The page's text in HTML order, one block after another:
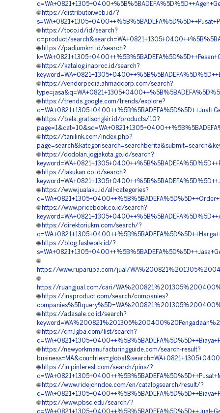
🌐 https://distributor.web.id/?
🌐 https://toco.id/id/search?
q=product/
🌐 https://padiumkm.id/search?
🌐 https://katalog.inaproc.id/search?
🌐 https://vendorpedia.ahmadcorp.com/search?
🌐 https://trends.google.com/trends/explore?
🌐 https://bela.gratisongkir.id/products/10?
🌐 https://tanilink.com/index.php?
🌐 https://dodolan.jogjakota.go.id/search?
🌐 https://lakukan.co.id/search?
🌐 https://www.jualaku.id/all-categories?
🌐 https://www.pricebook.co.id/search?
🌐 https://direktoriukm.com/search/?
🌐 https://blog.fastwork.id/?
🌐
https://www.ruparupa.com/jual/
🌐
https://ruangjual.com/cari/
🌐 https://inaproduct.com/search/companies?
🌐 https://adasale.co.id/search?
🌐 https://cm.lgba.com/list/search?
🌐 https://newyorkmanufacturingguide.com/search-result?
🌐 https://in.pinterest.com/search/pins/?
🌐 https://www.ridejohndoe.com/en/catalogsearch/result/?
🌐 https://www.pbsc.edu/search/?